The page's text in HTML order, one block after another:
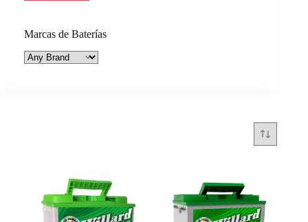
Marcas de Baterías